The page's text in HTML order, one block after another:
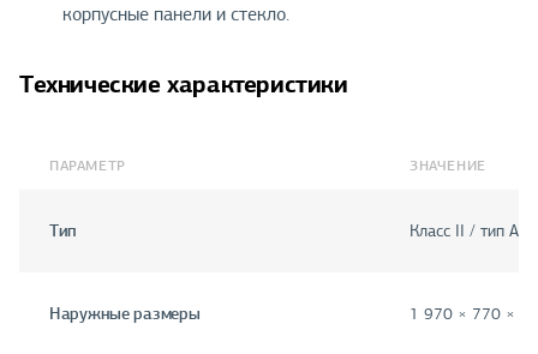
корпусные панели и стекло.
Технические характеристики
ПАРАМЕТР ЗНАЧЕНИЕ
Тип Класс II / тип А2
Наружные размеры 1 970 × 770 × 1